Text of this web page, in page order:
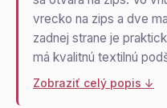
vrecko na zips a dve
zadnej strane je
má kvalitnú textilnú
Zobraziť celý popis ↓